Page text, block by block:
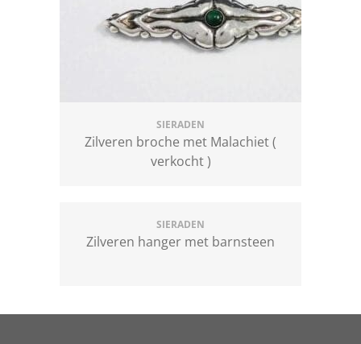
SIERADEN
Zilveren broche met Malachiet (
verkocht )
SIERADEN
Zilveren hanger met barnsteen